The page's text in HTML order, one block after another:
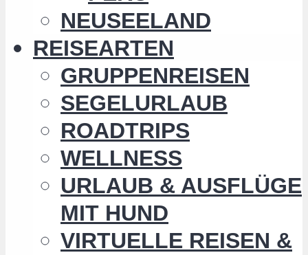
NEUSEELAND
REISEARTEN
GRUPPENREISEN
SEGELURLAUB
ROADTRIPS
WELLNESS
URLAUB & AUSFLÜGE
MIT HUND
VIRTUELLE REISEN &